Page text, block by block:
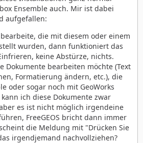
Ensemble auch. Mir ist dabei
aufgefallen:
die mit diesem oder einem
wurden, dann funktioniert das
keine Abstürze, nichts.
Dokumente bearbeiten möchte (Text
Formatierung ändern, etc.), die
oder sogar noch mit GeoWorks
ich diese Dokumente zwar
es ist nicht möglich irgendeine
FreeGEOS bricht dann immer
die Meldung mit "Drücken Sie
irgendjemand nachvollziehen?